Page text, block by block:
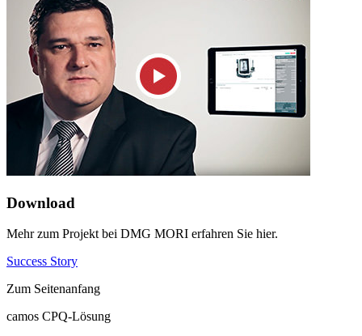
Download
Mehr zum Projekt bei DMG MORI erfahren Sie hier.
Success Story
Zum Seitenanfang
camos CPQ-Lösung